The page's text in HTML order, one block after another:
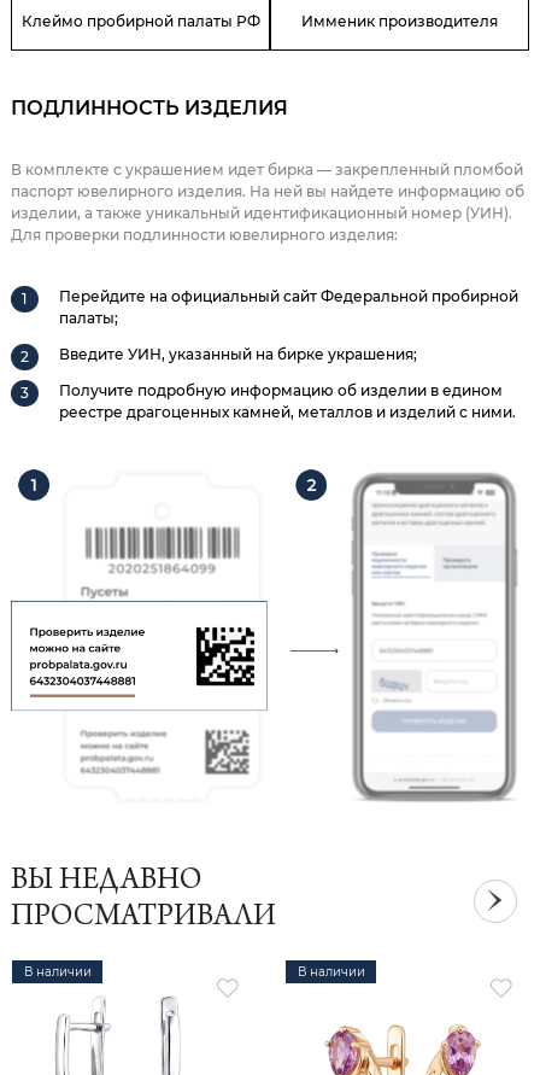
Клеймо пробирной палаты РФ Имменик производителя
ПОДЛИННОСТЬ ИЗДЕЛИЯ
В комплекте с украшением идет бирка — закрепленный пломбой
паспорт ювелирного изделия. На ней вы найдете информацию об
изделии, а также уникальный идентификационный номер (УИН).
Для проверки подлинности ювелирного изделия:
Перейдите на официальный сайт Федеральной пробирной
палаты;
Введите УИН, указанный на бирке украшения;
Получите подробную информацию об изделии в едином
реестре драгоценных камней, металлов и изделий с ними.
ВЫ НЕДАВНО
ПРОСМАТРИВАЛИ
В наличии В наличии